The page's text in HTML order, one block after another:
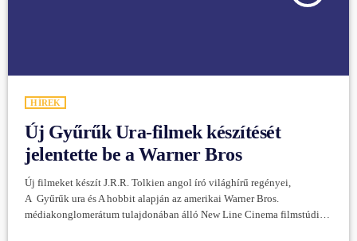
HÍREK
Új Gyűrűk Ura-filmek készítését
jelentette be a Warner Bros
Új filmeket készít J.R.R. Tolkien angol író világhírű regényei,
A Gyűrűk ura és A hobbit alapján az amerikai Warner Bros.
médiakonglomerátum tulajdonában álló New Line Cinema filmstúdió.